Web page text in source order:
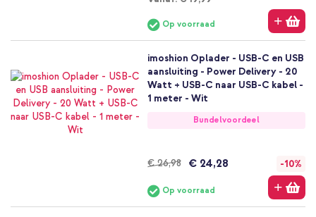
Op voorraad
Bundelvoordeel
imoshion Oplader - USB-C en USB
aansluiting - Power Delivery - 20
Watt + USB-C naar USB-C kabel -
1 meter - Wit
€ 26,98 € 24,28 -10%
Op voorraad